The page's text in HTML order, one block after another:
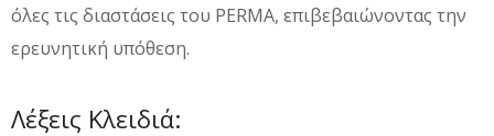
όλες τις διαστάσεις του PERMA, επιβεβαιώνοντας την
ερευνητική υπόθεση.
Λέξεις Κλειδιά: